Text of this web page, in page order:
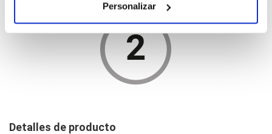
Personalizar
Detalles de producto